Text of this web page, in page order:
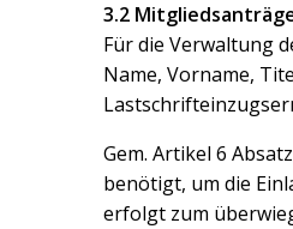
3.2
Für die Verwaltung
Name, Vorname,
Gem. Artikel 6
benötigt, um die
erfolgt zum